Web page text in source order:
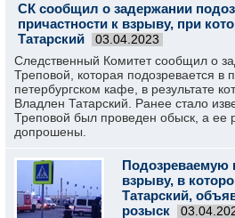
СК сообщил о задержании
причастности к взрыву, при
Татарский
03.04.2023
Следственный Комитет сообщил о
Треповой, которая подозревается в
петербургском кафе, в результате
Владлен Татарский. Ранее стало
Треповой был проведен обыск, а ее
допрошены.
Подозреваемую
взрыву, в
Татарский,
розыск